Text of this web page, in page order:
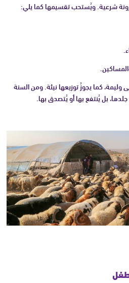
شرعية. ويُستحب تقسيمها كما يلي:
وليمة، كما يجوزُ توزيعها نيئة. ومن السنة
بل يُنتفع بها أو يُتصدق بها.